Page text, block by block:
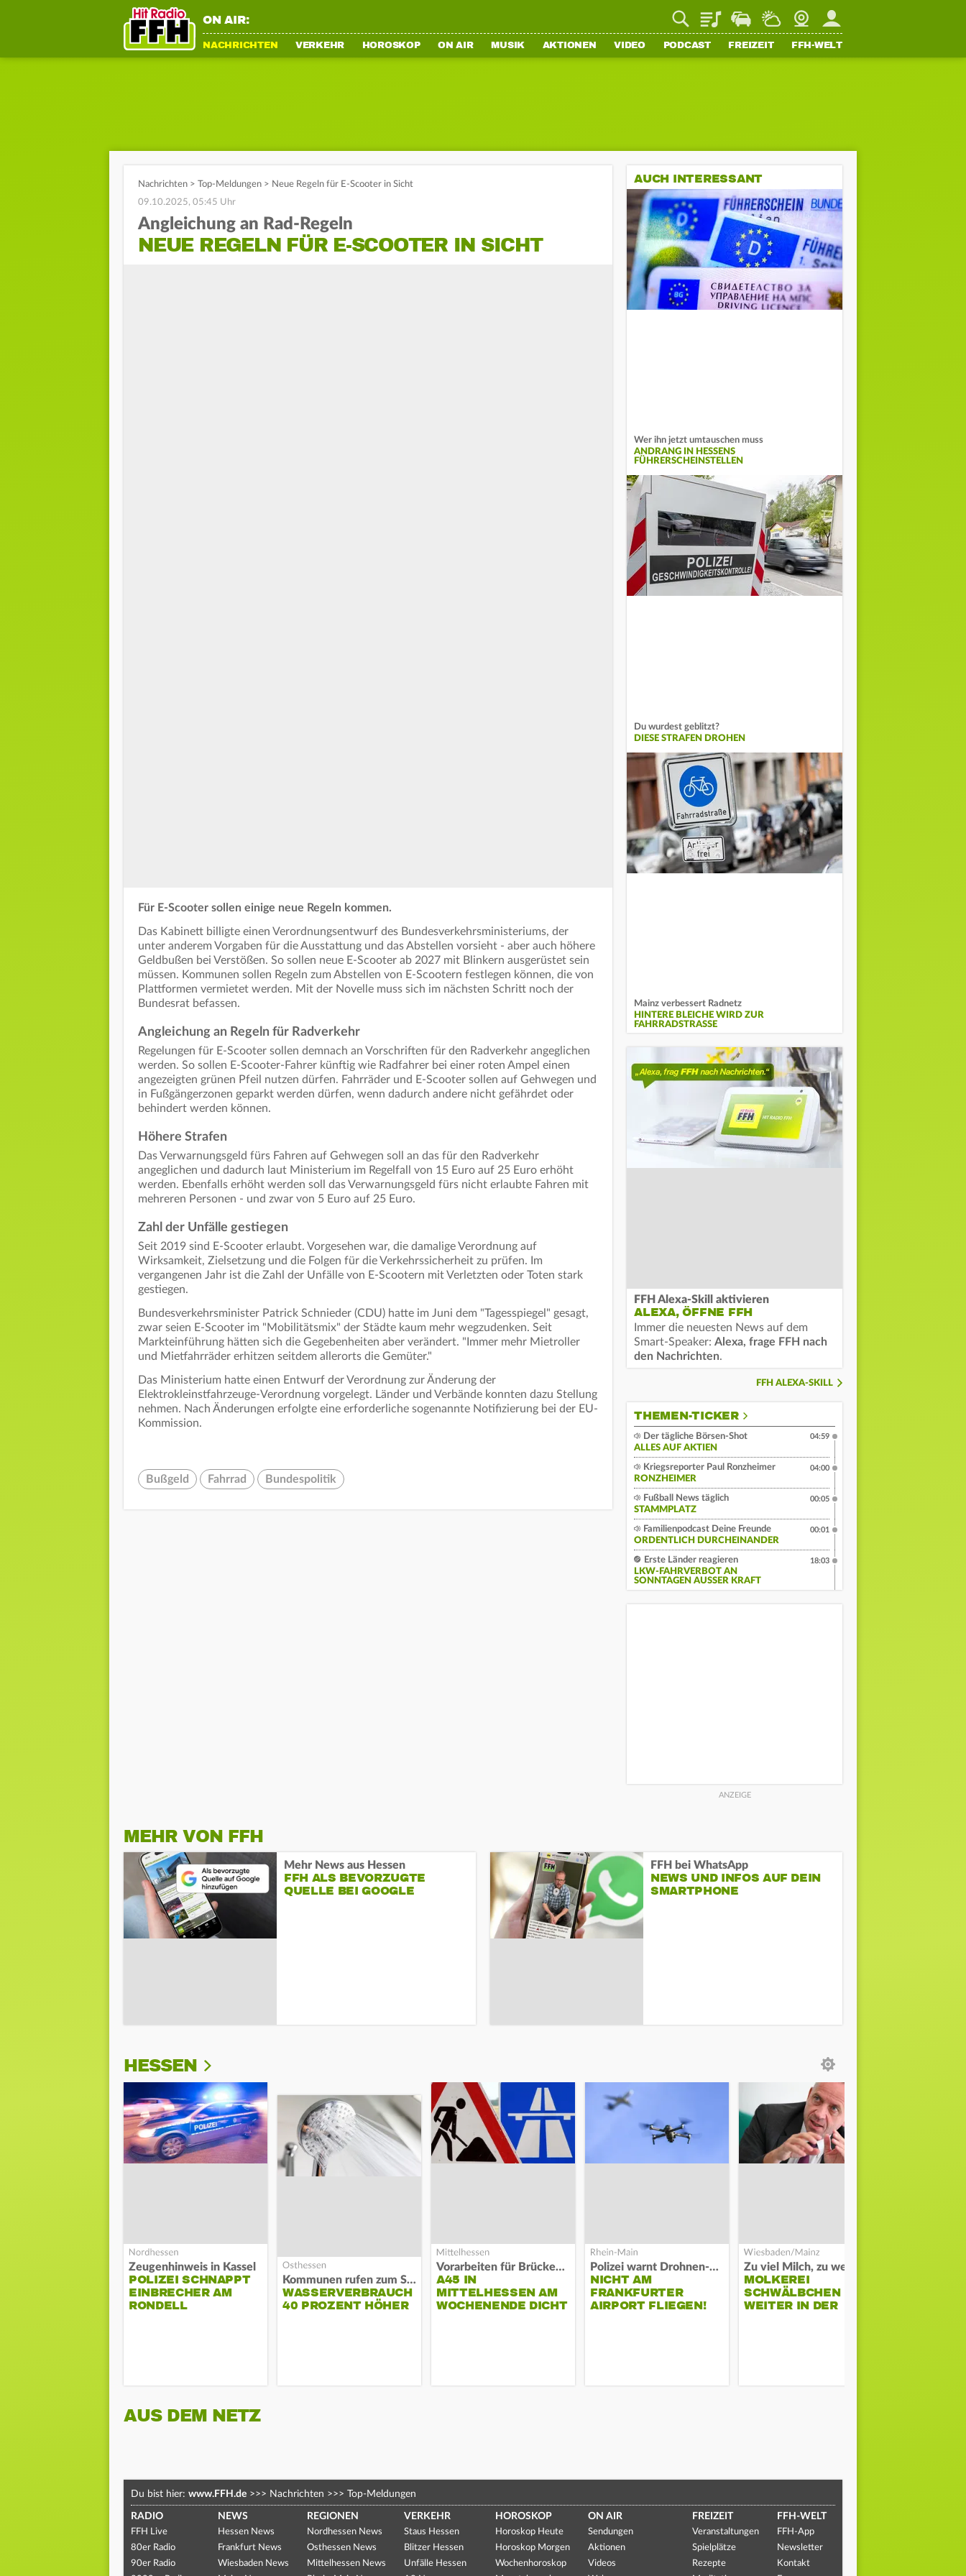
ON AIR: PlaylistStaupilotWetterWebcamMein FFH
NACHRICHTEN VERKEHR HOROSKOP ON AIR MUSIK AKTIONEN VIDEO PODCAST FREIZEIT FFH-WELT
Nachrichten > Top-Meldungen > Neue Regeln für E-Scooter in Sicht
09.10.2025, 05:45 Uhr
Angleichung an Rad-Regeln
NEUE REGELN FÜR E-SCOOTER IN SICHT
Für E-Scooter sollen einige neue Regeln kommen.
Das Kabinett billigte einen Verordnungsentwurf des Bundesverkehrsministeriums, der
unter anderem Vorgaben für die Ausstattung und das Abstellen vorsieht - aber auch höhere
Geldbußen bei Verstößen. So sollen neue E-Scooter ab 2027 mit Blinkern ausgerüstet sein
müssen. Kommunen sollen Regeln zum Abstellen von E-Scootern festlegen können, die von
Plattformen vermietet werden. Mit der Novelle muss sich im nächsten Schritt noch der
Bundesrat befassen.
Angleichung an Regeln für Radverkehr
Regelungen für E-Scooter sollen demnach an Vorschriften für den Radverkehr angeglichen
werden. So sollen E-Scooter-Fahrer künftig wie Radfahrer bei einer roten Ampel einen
angezeigten grünen Pfeil nutzen dürfen. Fahrräder und E-Scooter sollen auf Gehwegen und
in Fußgängerzonen geparkt werden dürfen, wenn dadurch andere nicht gefährdet oder
behindert werden können.
Höhere Strafen
Das Verwarnungsgeld fürs Fahren auf Gehwegen soll an das für den Radverkehr
angeglichen und dadurch laut Ministerium im Regelfall von 15 Euro auf 25 Euro erhöht
werden. Ebenfalls erhöht werden soll das Verwarnungsgeld fürs nicht erlaubte Fahren mit
mehreren Personen - und zwar von 5 Euro auf 25 Euro.
Zahl der Unfälle gestiegen
Seit 2019 sind E-Scooter erlaubt. Vorgesehen war, die damalige Verordnung auf
Wirksamkeit, Zielsetzung und die Folgen für die Verkehrssicherheit zu prüfen. Im
vergangenen Jahr ist die Zahl der Unfälle von E-Scootern mit Verletzten oder Toten stark
gestiegen.
Bundesverkehrsminister Patrick Schnieder (CDU) hatte im Juni dem "Tagesspiegel" gesagt,
zwar seien E-Scooter im "Mobilitätsmix" der Städte kaum mehr wegzudenken. Seit
Markteinführung hätten sich die Gegebenheiten aber verändert. "Immer mehr Mietroller
und Mietfahrräder erhitzen seitdem allerorts die Gemüter."
Das Ministerium hatte einen Entwurf der Verordnung zur Änderung der
Elektrokleinstfahrzeuge-Verordnung vorgelegt. Länder und Verbände konnten dazu Stellung
nehmen. Nach Änderungen erfolgte eine erforderliche sogenannte Notifizierung bei der EU-
Kommission.
Bußgeld Fahrrad Bundespolitik
AUCH INTERESSANT
Wer ihn jetzt umtauschen muss
ANDRANG IN HESSENS
FÜHRERSCHEINSTELLEN
Du wurdest geblitzt?
DIESE STRAFEN DROHEN
Mainz verbessert Radnetz
HINTERE BLEICHE WIRD ZUR
FAHRRADSTRASSE
FFH Alexa-Skill aktivieren
ALEXA, ÖFFNE FFH
Immer die neuesten News auf dem
Smart-Speaker: Alexa, frage FFH nach
den Nachrichten.
FFH ALEXA-SKILL
THEMEN-TICKER
Der tägliche Börsen-Shot
ALLES AUF AKTIEN
04:59
Kriegsreporter Paul Ronzheimer
RONZHEIMER
04:00
Fußball News täglich
STAMMPLATZ
00:05
Familienpodcast Deine Freunde
ORDENTLICH DURCHEINANDER
00:01
Erste Länder reagieren
LKW-FAHRVERBOT AN
SONNTAGEN AUSSER KRAFT
18:03
MEHR VON FFH
Mehr News aus Hessen
FFH ALS BEVORZUGTE
QUELLE BEI GOOGLE
FFH bei WhatsApp
NEWS UND INFOS AUF DEIN
SMARTPHONE
HESSEN
Zeugenhinweis in Kassel
POLIZEI SCHNAPPT
EINBRECHER AM
RONDELL
Kommunen rufen zum Sparen auf
WASSERVERBRAUCH
40 PROZENT HÖHER
Vorarbeiten für Brücken-Neubau
A45 IN
MITTELHESSEN AM
WOCHENENDE DICHT
Polizei warnt Drohnen-Besitzer
NICHT AM
FRANKFURTER
AIRPORT FLIEGEN!
MOLKEREI
SCHWÄLBCHEN
WEITER IN DER
AUS DEM NETZ
Du bist hier: www.FFH.de >>> Nachrichten >>> Top-Meldungen
RADIO
FFH Live
80er Radio
90er Radio
NEWS
Hessen News
Frankfurt News
Wiesbaden News
REGIONEN
Nordhessen News
Osthessen News
Mittelhessen News
VERKEHR
Staus Hessen
Blitzer Hessen
Unfälle Hessen
HOROSKOP
Horoskop Heute
Horoskop Morgen
Wochenhoroskop
ON AIR
Sendungen
Aktionen
Videos
FREIZEIT
Veranstaltungen
Spielplätze
Rezepte
FFH-WELT
FFH-App
Newsletter
Kontakt